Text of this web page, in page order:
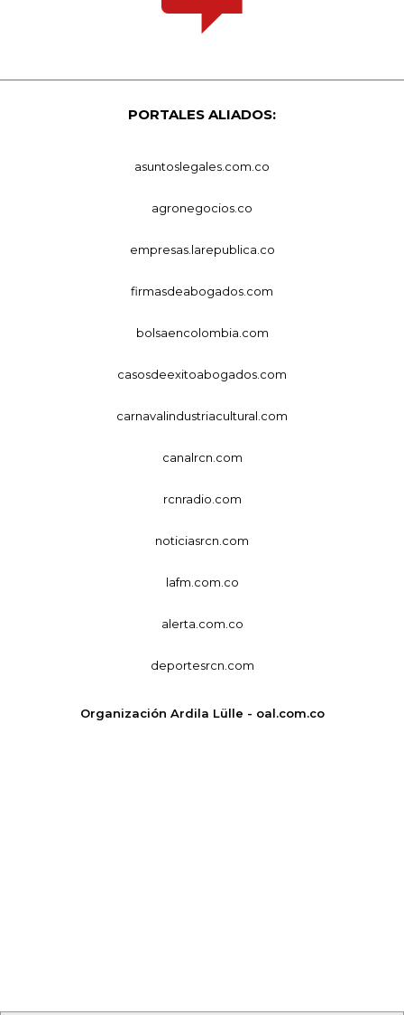
PORTALES ALIADOS:
asuntoslegales.com.co
agronegocios.co
empresas.larepublica.co
firmasdeabogados.com
bolsaencolombia.com
casosdeexitoabogados.com
carnavalindustriacultural.com
canalrcn.com
rcnradio.com
noticiasrcn.com
lafm.com.co
alerta.com.co
deportesrcn.com
Organización Ardila Lülle - oal.com.co